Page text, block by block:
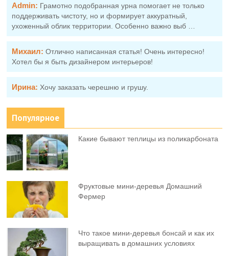
Admin: Грамотно подобранная урна помогает не только
поддерживать чистоту, но и формирует аккуратный,
ухоженный облик территории. Особенно важно выб …
Михаил: Отлично написанная статья! Очень интересно!
Хотел бы я быть дизайнером интерьеров!
Ирина: Хочу заказать черешню и грушу.
Популярное
Какие бывают теплицы из поликарбоната
Фруктовыe мини-деревья Домашний
Фермер
Что такое мини-деревья бонсай и как их
выращивать в домашних условиях